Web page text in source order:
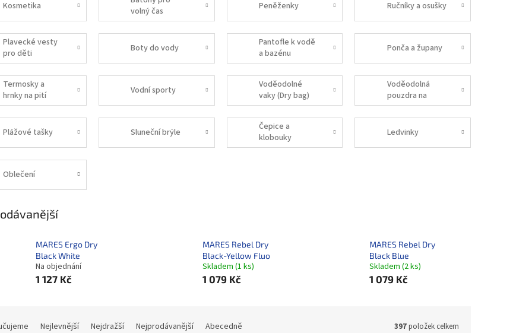
Kosmetika
volný čas
Peněženky Ručníky a osušky
Plavecké vesty
pro děti
Boty do vody
Pantofle k vodě
a bazénu
Ponča a župany
Termosky a
hrnky na pití
Vodní sporty
Voděodolné
vaky (Dry bag)
Voděodolná
pouzdra na
mobil, klíče,
vysílačky atd.
Plážové tašky
Sluneční brýle
Čepice a
klobouky
Ledvinky
Oblečení
MARES Ergo Dry
Black White
Na objednání
1 127 Kč
MARES Rebel Dry
Black-Yellow Fluo
Skladem (1 ks)
1 079 Kč
MARES Rebel Dry
Black Blue
Skladem (2 ks)
1 079 Kč
Nejlevnější Nejdražší Nejprodávanější Abecedně 397položek celkem